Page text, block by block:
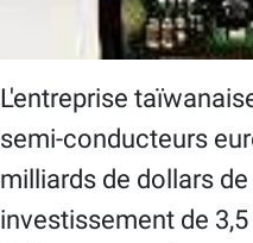
L'entreprise
semi-conducteurs
milliards de dollars
investissement de